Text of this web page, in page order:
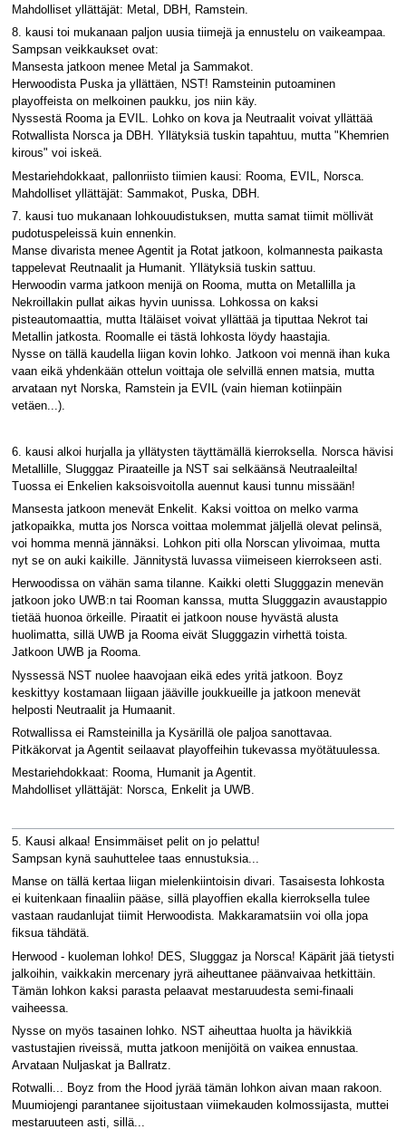
Mahdolliset yllättäjät: Metal, DBH, Ramstein.
8. kausi toi mukanaan paljon uusia tiimejä ja ennustelu on vaikeampaa.
Sampsan veikkaukset ovat:
Mansesta jatkoon menee Metal ja Sammakot.
Herwoodista Puska ja yllättäen, NST! Ramsteinin putoaminen
playoffeista on melkoinen paukku, jos niin käy.
Nyssestä Rooma ja EVIL. Lohko on kova ja Neutraalit voivat yllättää
Rotwallista Norsca ja DBH. Yllätyksiä tuskin tapahtuu, mutta "Khemrien
kirous" voi iskeä.
Mestariehdokkaat, pallonriisto tiimien kausi: Rooma, EVIL, Norsca.
Mahdolliset yllättäjät: Sammakot, Puska, DBH.
7. kausi tuo mukanaan lohkouudistuksen, mutta samat tiimit möllivät
pudotuspeleissä kuin ennenkin.
Manse divarista menee Agentit ja Rotat jatkoon, kolmannesta paikasta
tappelevat Reutnaalit ja Humanit. Yllätyksiä tuskin sattuu.
Herwoodin varma jatkoon menijä on Rooma, mutta on Metallilla ja
Nekroillakin pullat aikas hyvin uunissa. Lohkossa on kaksi
pisteautomaattia, mutta Itäläiset voivat yllättää ja tiputtaa Nekrot tai
Metallin jatkosta. Roomalle ei tästä lohkosta löydy haastajia.
Nysse on tällä kaudella liigan kovin lohko. Jatkoon voi mennä ihan kuka
vaan eikä yhdenkään ottelun voittaja ole selvillä ennen matsia, mutta
arvataan nyt Norska, Ramstein ja EVIL (vain hieman kotiinpäin
vetäen...).
6. kausi alkoi hurjalla ja yllätysten täyttämällä kierroksella. Norsca hävisi
Metallille, Slugggaz Piraateille ja NST sai selkäänsä Neutraaleilta!
Tuossa ei Enkelien kaksoisvoitolla auennut kausi tunnu missään!
Mansesta jatkoon menevät Enkelit. Kaksi voittoa on melko varma
jatkopaikka, mutta jos Norsca voittaa molemmat jäljellä olevat pelinsä,
voi homma mennä jännäksi. Lohkon piti olla Norscan ylivoimaa, mutta
nyt se on auki kaikille. Jännitystä luvassa viimeiseen kierrokseen asti.
Herwoodissa on vähän sama tilanne. Kaikki oletti Slugggazin menevän
jatkoon joko UWB:n tai Rooman kanssa, mutta Slugggazin avaustappio
tietää huonoa örkeille. Piraatit ei jatkoon nouse hyvästä alusta
huolimatta, sillä UWB ja Rooma eivät Slugggazin virhettä toista.
Jatkoon UWB ja Rooma.
Nyssessä NST nuolee haavojaan eikä edes yritä jatkoon. Boyz
keskittyy kostamaan liigaan jääville joukkueille ja jatkoon menevät
helposti Neutraalit ja Humaanit.
Rotwallissa ei Ramsteinilla ja Kysärillä ole paljoa sanottavaa.
Pitkäkorvat ja Agentit seilaavat playoffeihin tukevassa myötätuulessa.
Mestariehdokkaat: Rooma, Humanit ja Agentit.
Mahdolliset yllättäjät: Norsca, Enkelit ja UWB.
5. Kausi alkaa! Ensimmäiset pelit on jo pelattu!
Sampsan kynä sauhuttelee taas ennustuksia...
Manse on tällä kertaa liigan mielenkiintoisin divari. Tasaisesta lohkosta
ei kuitenkaan finaaliin pääse, sillä playoffien ekalla kierroksella tulee
vastaan raudanlujat tiimit Herwoodista. Makkaramatsiin voi olla jopa
fiksua tähdätä.
Herwood - kuoleman lohko! DES, Slugggaz ja Norsca! Käpärit jää tietysti
jalkoihin, vaikkakin mercenary jyrä aiheuttanee päänvaivaa hetkittäin.
Tämän lohkon kaksi parasta pelaavat mestaruudesta semi-finaali
vaiheessa.
Nysse on myös tasainen lohko. NST aiheuttaa huolta ja hävikkiä
vastustajien riveissä, mutta jatkoon menijöitä on vaikea ennustaa.
Arvataan Nuljaskat ja Ballratz.
Rotwalli... Boyz from the Hood jyrää tämän lohkon aivan maan rakoon.
Muumiojengi parantanee sijoitustaan viimekauden kolmossijasta, muttei
mestaruuteen asti, sillä...